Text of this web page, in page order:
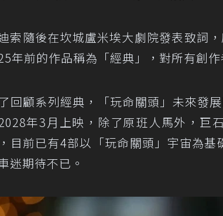
索隨後在坎城盧米埃大劇院發表致詞
年前的作品稱為「經典」，對所有創
回顧系列經典，「玩命關頭」未來發
年3月上映，除了原班人馬外，巨
目前已有4部以「玩命關頭」宇宙為
迷期待不已。